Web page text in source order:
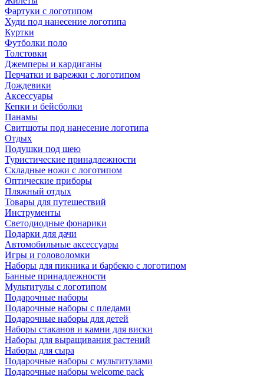
Фартуки с логотипом
Худи под нанесение логотипа
Куртки
Футболки поло
Толстовки
Джемперы и кардиганы
Перчатки и варежки с логотипом
Дождевики
Аксессуары
Кепки и бейсболки
Панамы
Свитшоты под нанесение логотипа
Отдых
Подушки под шею
Туристические принадлежности
Складные ножи с логотипом
Оптические приборы
Пляжный отдых
Товары для путешествий
Инструменты
Светодиодные фонарики
Подарки для дачи
Автомобильные аксессуары
Игры и головоломки
Наборы для пикника и барбекю с логотипом
Банные принадлежности
Мультитулы с логотипом
Подарочные наборы
Подарочные наборы с пледами
Подарочные наборы для детей
Наборы стаканов и камни для виски
Наборы для выращивания растений
Наборы для сыра
Подарочные наборы с мультитулами
Подарочные наборы welcome pack